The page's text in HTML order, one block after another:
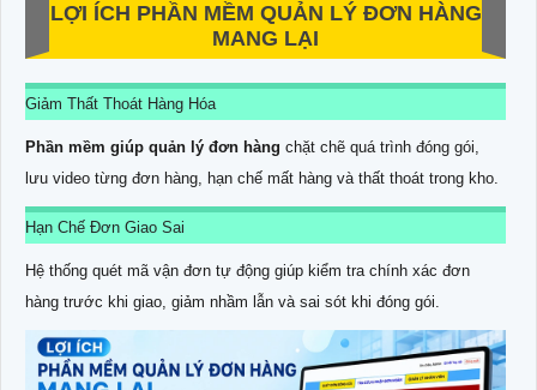
LỢI ÍCH PHẦN MỀM QUẢN LÝ ĐƠN HÀNG
MANG LẠI
Giảm Thất Thoát Hàng Hóa
Phần mềm giúp quản lý đơn hàng chặt chẽ quá trình đóng gói,
lưu video từng đơn hàng, hạn chế mất hàng và thất thoát trong kho.
Hạn Chế Đơn Giao Sai
Hệ thống quét mã vận đơn tự động giúp kiểm tra chính xác đơn
hàng trước khi giao, giảm nhầm lẫn và sai sót khi đóng gói.